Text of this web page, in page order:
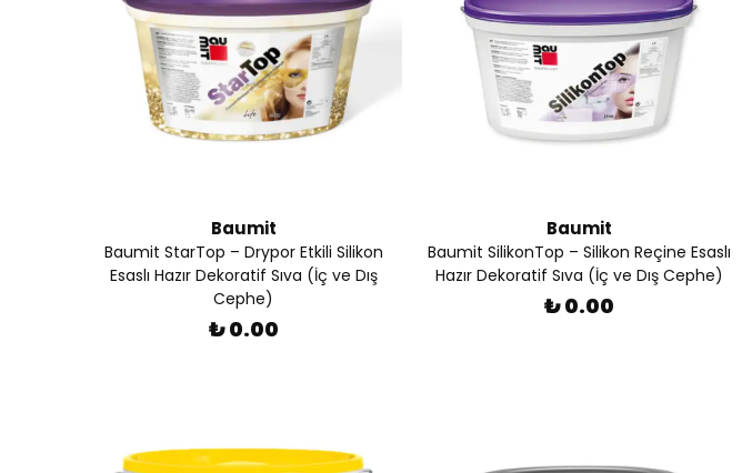
Baumit
Baumit StarTop – Drypor Etkili Silikon
Esaslı Hazır Dekoratif Sıva (İç ve Dış
Cephe)
₺ 0.00
Baumit
Baumit SilikonTop – Silikon Reçine Esaslı
Hazır Dekoratif Sıva (İç ve Dış Cephe)
₺ 0.00